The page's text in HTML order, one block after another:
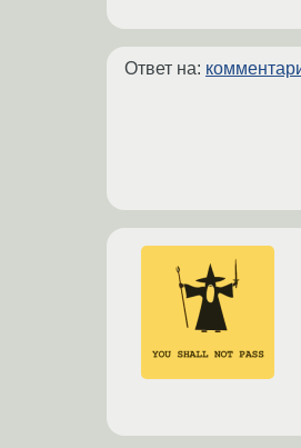
Ответ на: